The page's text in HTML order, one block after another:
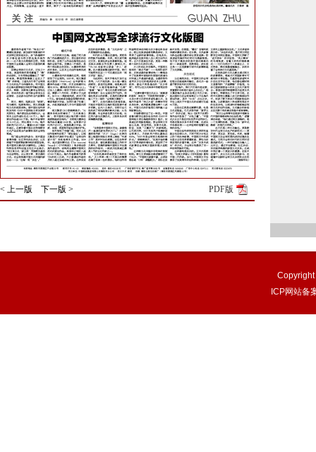
< 上一版 下一版 > PDF版
ICP网站备